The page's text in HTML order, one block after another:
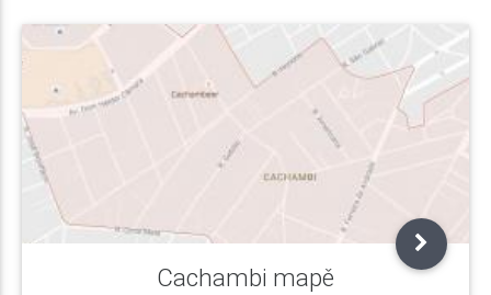
Cachambi mapě